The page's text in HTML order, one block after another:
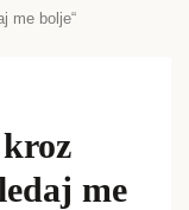
me bolje“
me